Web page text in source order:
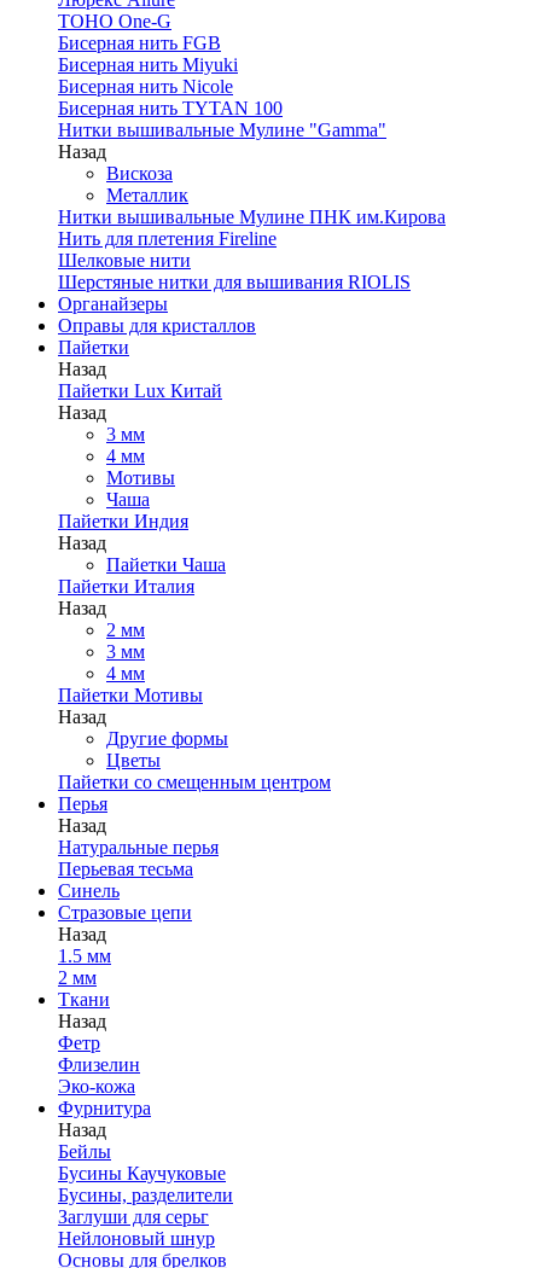
TOHO One-G
Бисерная нить FGB
Бисерная нить Miyuki
Бисерная нить Nicole
Бисерная нить TYTAN 100
Нитки вышивальные Мулине "Gamma"
Назад
Вискоза
Металлик
Нитки вышивальные Мулине ПНК им.Кирова
Нить для плетения Fireline
Шелковые нити
Шерстяные нитки для вышивания RIOLIS
Органайзеры
Оправы для кристаллов
Пайетки
Назад
Пайетки Lux Китай
Назад
3 мм
4 мм
Мотивы
Чаша
Пайетки Индия
Назад
Пайетки Чаша
Пайетки Италия
Назад
2 мм
3 мм
4 мм
Пайетки Мотивы
Назад
Другие формы
Цветы
Пайетки со смещенным центром
Перья
Назад
Натуральные перья
Перьевая тесьма
Синель
Стразовые цепи
Назад
1.5 мм
2 мм
Ткани
Назад
Фетр
Флизелин
Эко-кожа
Фурнитура
Назад
Бейлы
Бусины Каучуковые
Бусины, разделители
Заглуши для серьг
Нейлоновый шнур
Основы для брелков